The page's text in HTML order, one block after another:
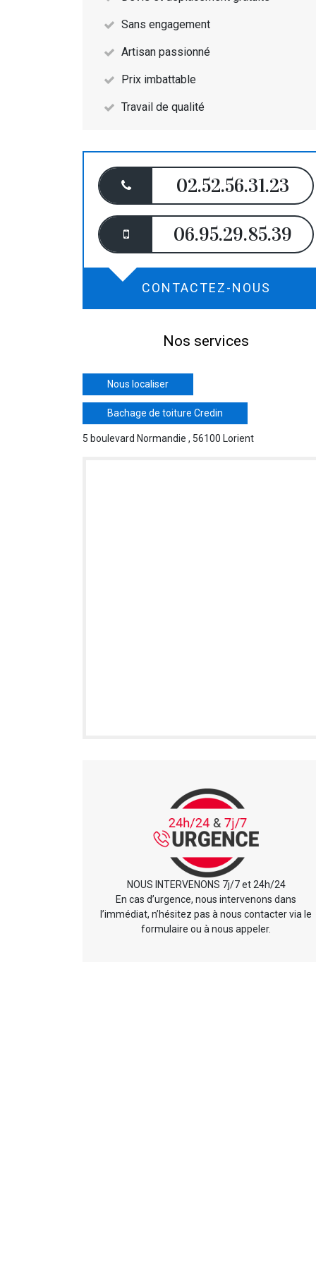
Sans engagement
Artisan passionné
Prix imbattable
Travail de qualité
02.52.56.31.23
06.95.29.85.39
CONTACTEZ-NOUS
Nos services
Nous localiser
Bachage de toiture Credin
5 boulevard Normandie , 56100 Lorient
NOUS INTERVENONS 7j/7 et 24h/24
En cas d’urgence, nous intervenons dans
l’immédiat, n’hésitez pas à nous contacter via le
formulaire ou à nous appeler.